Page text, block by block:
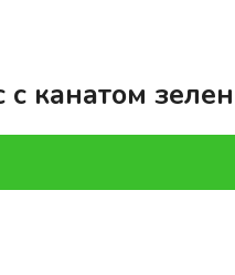
с канатом